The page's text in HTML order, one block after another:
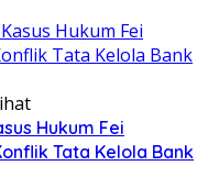
Hukum Fei
Tata Kelola Bank